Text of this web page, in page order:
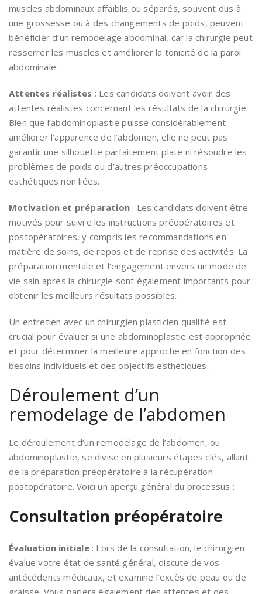
muscles abdominaux affaiblis ou séparés, souvent dus à
une grossesse ou à des changements de poids, peuvent
bénéficier d’un remodelage abdominal, car la chirurgie peut
resserrer les muscles et améliorer la tonicité de la paroi
abdominale.
Attentes réalistes : Les candidats doivent avoir des
attentes réalistes concernant les résultats de la chirurgie.
Bien que l’abdominoplastie puisse considérablement
améliorer l’apparence de l’abdomen, elle ne peut pas
garantir une silhouette parfaitement plate ni résoudre les
problèmes de poids ou d’autres préoccupations
esthétiques non liées.
Motivation et préparation : Les candidats doivent être
motivés pour suivre les instructions préopératoires et
postopératoires, y compris les recommandations en
matière de soins, de repos et de reprise des activités. La
préparation mentale et l’engagement envers un mode de
vie sain après la chirurgie sont également importants pour
obtenir les meilleurs résultats possibles.
Un entretien avec un chirurgien plasticien qualifié est
crucial pour évaluer si une abdominoplastie est appropriée
et pour déterminer la meilleure approche en fonction des
besoins individuels et des objectifs esthétiques.
Déroulement d’un
remodelage de l’abdomen
Le déroulement d’un remodelage de l’abdomen, ou
abdominoplastie, se divise en plusieurs étapes clés, allant
de la préparation préopératoire à la récupération
postopératoire. Voici un aperçu général du processus :
Consultation préopératoire
Évaluation initiale: Lors de la consultation, le chirurgien
évalue votre état de santé général, discute de vos
antécédents médicaux, et examine l’excès de peau ou de
graisse. Vous parlera également des attentes et des